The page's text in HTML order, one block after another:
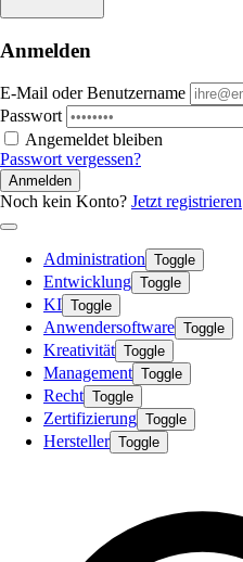
Anmelden
E-Mail oder Benutzername
Passwort
Angemeldet bleiben
Passwort vergessen?
Anmelden
Noch kein Konto? Jetzt registrieren
Administration Toggle
Entwicklung Toggle
KI Toggle
Anwendersoftware Toggle
Kreativität Toggle
Management Toggle
Recht Toggle
Zertifizierung Toggle
Hersteller Toggle